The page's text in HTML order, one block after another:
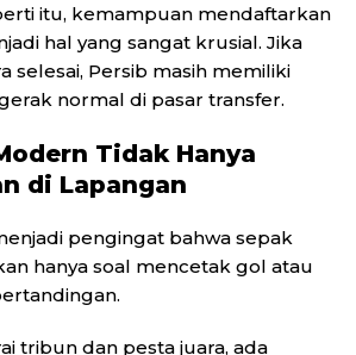
itu, kemampuan mendaftarkan
hal yang sangat krusial. Jika
selesai, Persib masih memiliki
normal di pasar transfer.
Tidak Hanya
di Lapangan
pengingat bahwa sepak
hanya soal mencetak gol atau
tribun dan pesta juara, ada